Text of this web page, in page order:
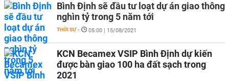
Bình Định sẽ đầu tư loạt dự án giao thông
nghìn tỷ trong 5 năm tới
THỜI SỰ - 05:00 | 15/08/2021
KCN Becamex VSIP Bình Định dự kiến
được bàn giao 100 ha đất sạch trong
2021